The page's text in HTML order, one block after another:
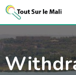
Aller